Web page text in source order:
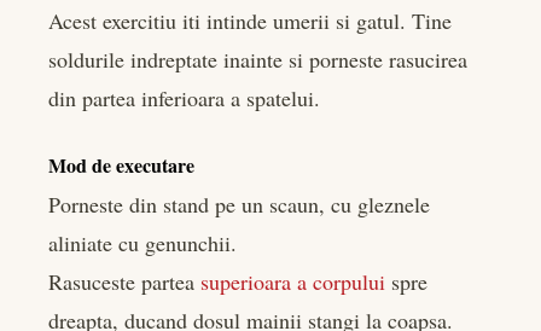
Acest exercitiu iti intinde umerii si gatul. Tine
soldurile indreptate inainte si porneste rasucirea
din partea inferioara a spatelui.
Mod de executare
Porneste din stand pe un scaun, cu gleznele
aliniate cu genunchii.
Rasuceste partea superioara a corpului spre
dreapta, ducand dosul mainii stangi la coapsa.